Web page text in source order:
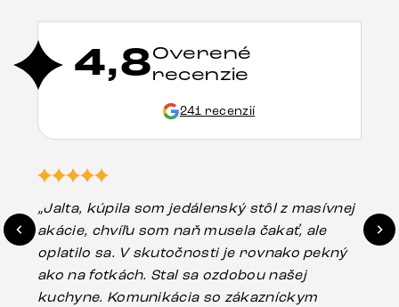
4,8Overené
recenzie
241 recenzií
„Jalta, kúpila som jedálenský stôl z masívnej
akácie, chvíľu som naň musela čakať, ale
oplatilo sa. V skutočnosti je rovnako pekný
ako na fotkách. Stal sa ozdobou našej
kuchyne. Komunikácia so zákazníckym